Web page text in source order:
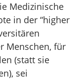
Medizinische
in der “higher
Menschen, für
(statt sie
sei